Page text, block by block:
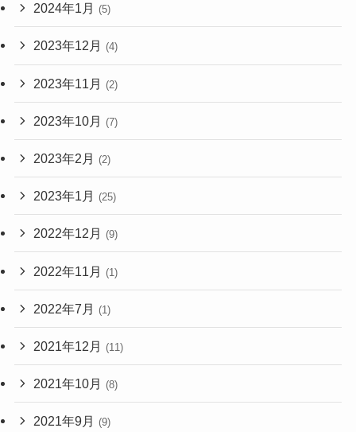
2024年1月 (5)
2023年12月 (4)
2023年11月 (2)
2023年10月 (7)
2023年2月 (2)
2023年1月 (25)
2022年12月 (9)
2022年11月 (1)
2022年7月 (1)
2021年12月 (11)
2021年10月 (8)
2021年9月 (9)